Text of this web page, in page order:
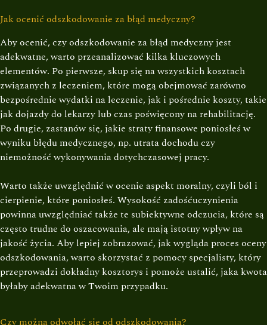
Jak ocenić odszkodowanie za błąd medyczny?
Aby ocenić, czy odszkodowanie za błąd medyczny jest
adekwatne, warto przeanalizować kilka kluczowych
elementów. Po pierwsze, skup się na wszystkich kosztach
związanych z leczeniem, które mogą obejmować zarówno
bezpośrednie wydatki na leczenie, jak i pośrednie koszty, takie
jak dojazdy do lekarzy lub czas poświęcony na rehabilitację.
Po drugie, zastanów się, jakie straty finansowe poniosłeś w
wyniku błędu medycznego, np. utrata dochodu czy
niemożność wykonywania dotychczasowej pracy.
Warto także uwzględnić w ocenie aspekt moralny, czyli ból i
cierpienie, które poniosłeś. Wysokość zadośćuczynienia
powinna uwzględniać także te subiektywne odczucia, które są
często trudne do oszacowania, ale mają istotny wpływ na
jakość życia. Aby lepiej zobrazować, jak wygląda proces oceny
odszkodowania, warto skorzystać z pomocy specjalisty, który
przeprowadzi dokładny kosztorys i pomoże ustalić, jaka kwota
byłaby adekwatna w Twoim przypadku.
Czy można odwołać się od odszkodowania?